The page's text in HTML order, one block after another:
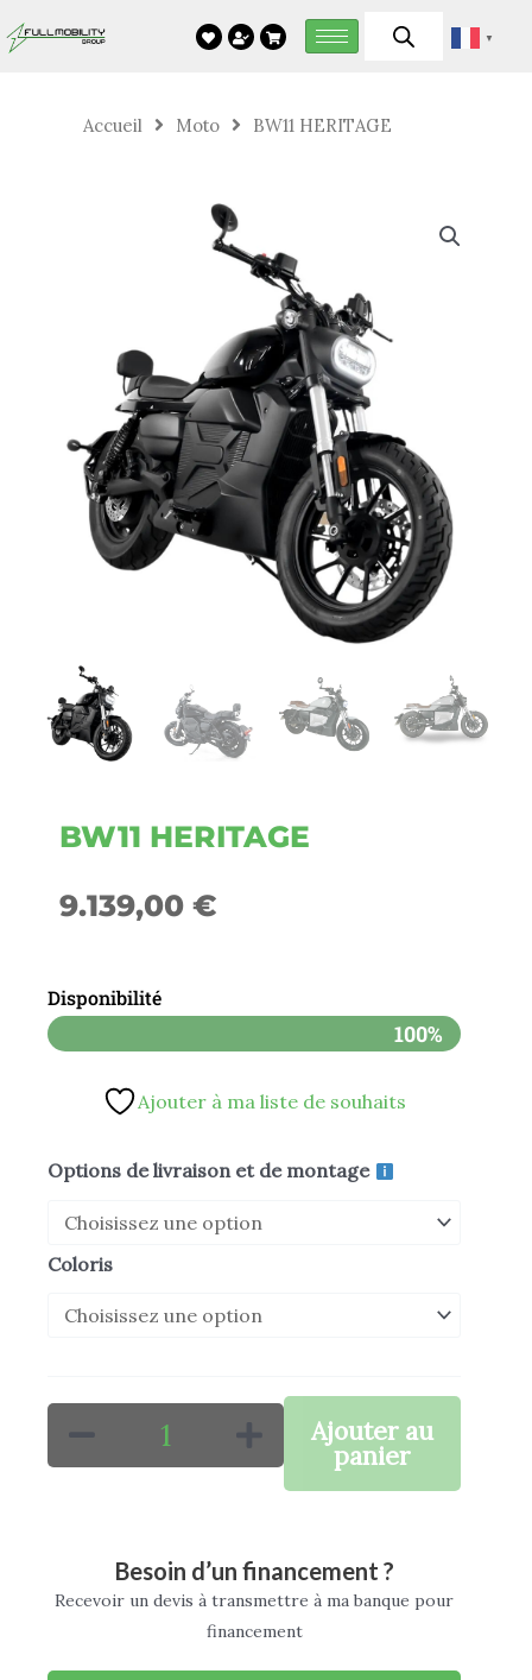
au
▼
Accueil Moto BW11 HERITAGE
BW11 HERITAGE
9.139,00 €
Disponibilité
100%
Ajouter à ma liste de souhaits
Options de livraison et de montage
Coloris
quantité
BW11
HERITAGE
Ajouter au
panier
Besoin d’un financement ?
Recevoir un devis à transmettre à ma banque pour
financement